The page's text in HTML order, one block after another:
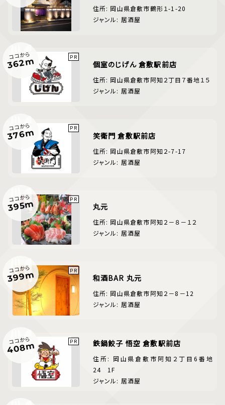
住所: 岡山県倉敷市鶴形１-1-20
ジャンル: 居酒屋
ココから
362m 個室のじげん 倉敷駅前店
住所: 岡山県倉敷市阿知２丁目７番地１５
ジャンル: 居酒屋
ココから
376m 笑衛門 倉敷駅前店
住所: 岡山県倉敷市阿知２-7-17
ジャンル: 居酒屋
ココから
395m 丸元
住所: 岡山県倉敷市阿知２－８－１２
ジャンル: 居酒屋
ココから
399m 和酒BAR 丸元
住所: 岡山県倉敷市阿知２－8－12
ジャンル: 居酒屋
ココから
408m 鉄鍋餃子 悟空 倉敷駅前店
住所: 岡山県倉敷市阿知２丁目6番地
24 1F
ジャンル: 居酒屋